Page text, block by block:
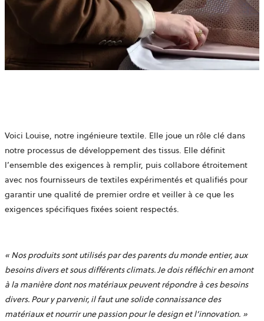
Voici Louise, notre ingénieure textile. Elle joue un rôle clé dans
notre processus de développement des tissus. Elle définit
l’ensemble des exigences à remplir, puis collabore étroitement
avec nos fournisseurs de textiles expérimentés et qualifiés pour
garantir une qualité de premier ordre et veiller à ce que les
exigences spécifiques fixées soient respectés.
« Nos produits sont utilisés par des parents du monde entier, aux
besoins divers et sous différents climats. Je dois réfléchir en amont
à la manière dont nos matériaux peuvent répondre à ces besoins
divers. Pour y parvenir, il faut une solide connaissance des
matériaux et nourrir une passion pour le design et l’innovation. »